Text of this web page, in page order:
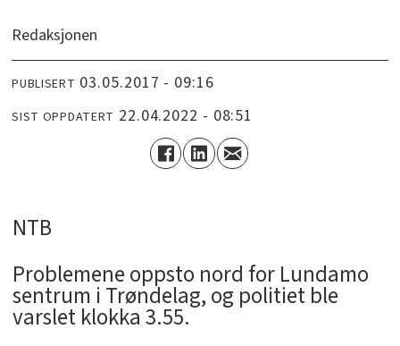
Redaksjonen
PUBLISERT 03.05.2017 - 09:16
SIST OPPDATERT 22.04.2022 - 08:51
NTB
Problemene oppsto nord for Lundamo
sentrum i Trøndelag, og politiet ble
varslet klokka 3.55.